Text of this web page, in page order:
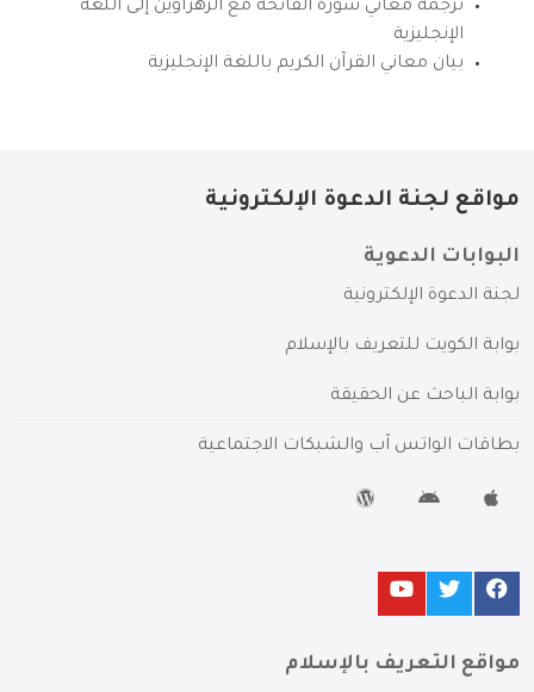
ترجمة معاني سورة الفاتحة مع الزهراوين إلى اللغة
الإنجليزية
بيان معاني القرآن الكريم باللغة الإنجليزية
مواقع لجنة الدعوة الإلكترونية
البوابات الدعوية
لجنة الدعوة الإلكترونية
بوابة الكويت للتعريف بالإسلام
بوابة الباحث عن الحقيقة
بطاقات الواتس آب والشبكات الاجتماعية
مواقع التعريف بالإسلام